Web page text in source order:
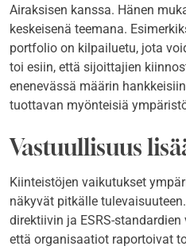
Airaksisen kanssa. Hänen
keskeisenä teemana.
portfolio on kilpailuetu, jota
toi esiin, että sijoittajien
enenevässä määrin
tuottavan myönteisiä
Vastuullisuus
Kiinteistöjen vaikutukset
näkyvät pitkälle
direktiivin ja ESRS-
että organisaatiot raportoivat